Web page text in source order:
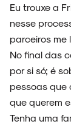
FAIXA A FAIXA
Eu trouxe a
nesse
parceiros me
No final das
por si só; é
pessoas que
que querem
Tenha uma